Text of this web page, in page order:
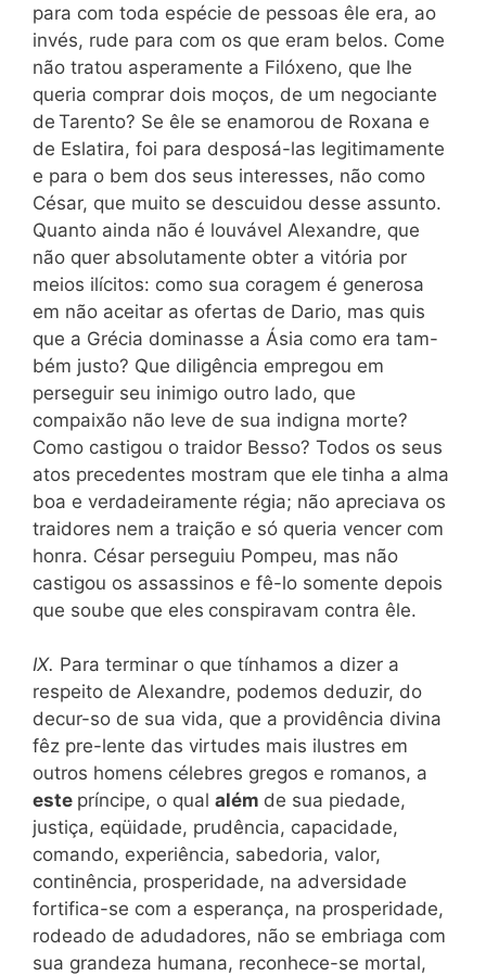
para com toda espécie de pessoas êle era, ao
invés, rude para com os que eram belos. Come
não tratou asperamente a Filóxeno, que lhe
queria comprar dois moços, de um negociante
de Tarento? Se êle se enamorou de Roxana e
de Eslatira, foi para desposá-las legitimamente
e para o bem dos seus interesses, não como
César, que muito se descuidou desse assunto.
Quanto ainda não é louvável Alexandre, que
não quer absolutamente obter a vitória por
meios ilícitos: como sua coragem é generosa
em não aceitar as ofertas de Dario, mas quis
que a Grécia dominasse a Ásia como era tam-
bém justo? Que diligência empregou em
perseguir seu inimigo outro lado, que
compaixão não leve de sua indigna morte?
Como castigou o traidor Besso? Todos os seus
atos precedentes mostram que ele tinha a alma
boa e verdadeiramente régia; não apreciava os
traidores nem a traição e só queria vencer com
honra. César perseguiu Pompeu, mas não
castigou os assassinos e fê-lo somente depois
que soube que eles conspiravam contra êle.
IX. Para terminar o que tínhamos a dizer a
respeito de Alexandre, podemos deduzir, do
decur-so de sua vida, que a providência divina
fêz pre-lente das virtudes mais ilustres em
outros homens célebres gregos e romanos, a
este príncipe, o qual além de sua piedade,
justiça, eqüidade, prudência, capacidade,
comando, experiência, sabedoria, valor,
continência, prosperidade, na adversidade
fortifica-se com a esperança, na prosperidade,
rodeado de adudadores, não se embriaga com
sua grandeza humana, reconhece-se mortal,